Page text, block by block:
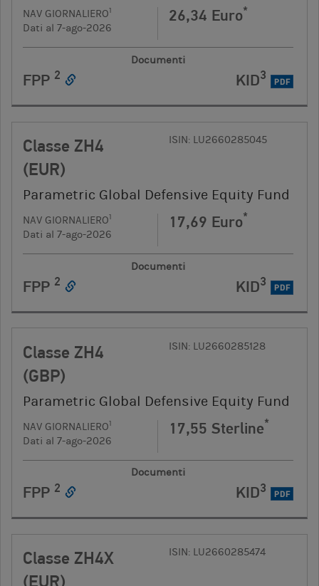
NAV GIORNALIERO1
Dati al 7-ago-2026
26,34 Euro*
Documenti
FPP 2 KID3 PDF
Classe ZH4
(EUR)
ISIN: LU2660285045
Parametric Global Defensive Equity Fund
NAV GIORNALIERO1
Dati al 7-ago-2026
17,69 Euro*
Documenti
FPP 2 KID3 PDF
Classe ZH4
(GBP)
ISIN: LU2660285128
Parametric Global Defensive Equity Fund
NAV GIORNALIERO1
Dati al 7-ago-2026
17,55 Sterline*
Documenti
FPP 2 KID3 PDF
Classe ZH4X
(EUR)
ISIN: LU2660285474